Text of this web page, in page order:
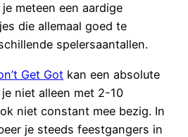
meteen een aardige
die allemaal goed te
spelersaantallen.
Get Got kan een absolute
niet alleen met 2-10
niet constant mee bezig. In
je steeds feestgangers in